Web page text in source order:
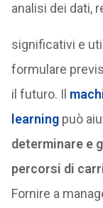
analisi dei dati,
significativi e
formulare
il futuro. Il
learningpuò
determinare e
percorsi di
Fornire a